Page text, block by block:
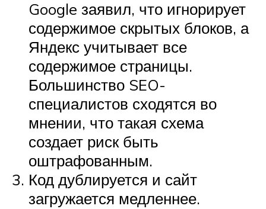
Google заявил, что игнорирует
содержимое скрытых блоков, а
Яндекс учитывает все
содержимое страницы.
Большинство SEO-
специалистов сходятся во
мнении, что такая схема
создает риск быть
оштрафованным.
Код дублируется и сайт
загружается медленнее.